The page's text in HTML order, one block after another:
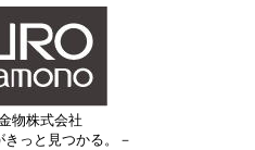
物株式会社
きっと見つかる。－